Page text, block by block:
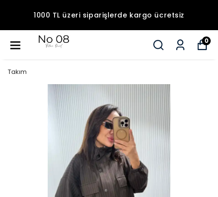
1000 TL üzeri siparişlerde kargo ücretsiz
0
Takım